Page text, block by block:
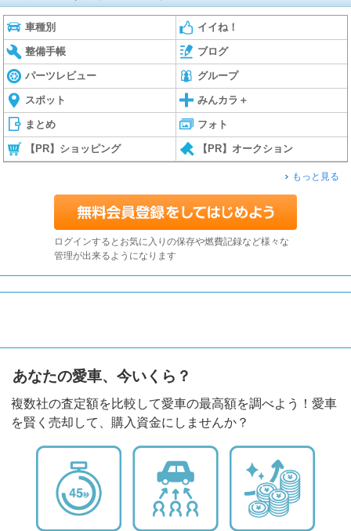
車種別 イイね！
整備手帳 ブログ
パーツレビュー グループ
スポット みんカラ＋
まとめ フォト
【PR】ショッピング 【PR】オークション
もっと見る
ログインするとお気に入りの保存や燃費記録など様々な
管理が出来るようになります
あなたの愛車、今いくら？
複数社の査定額を比較して愛車の最高額を調べよう！愛車
を賢く売却して、購入資金にしませんか？